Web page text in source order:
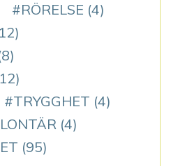
RÖRELSE (4)
TRYGGHET (4)
(4)
(95)